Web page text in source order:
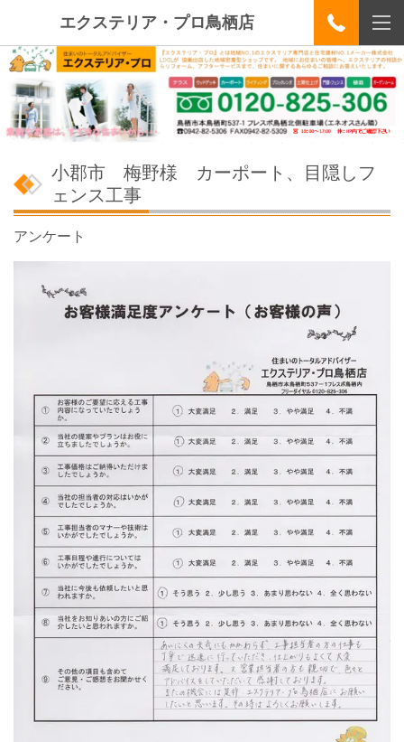
エクステリア・プロ鳥栖店
小郡市 梅野様 カーポート、目隠しフ
ェンス工事
アンケート